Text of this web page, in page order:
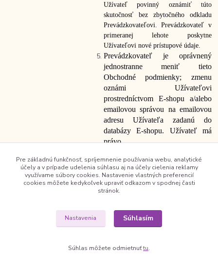
Užívateľ povinný oznámiť túto
skutočnosť bez zbytočného odkladu
Prevádzkovateľovi. Prevádzkovateľ v
primeranej lehote poskytne
Užívateľovi nové prístupové údaje.
Prevádzkovateľ je oprávnený
jednostranne meniť tieto
Obchodné podmienky; zmenu
oznámi Užívateľovi
prostredníctvom E-shopu a/alebo
emailovou správou na emailovou
adresu Užívateľa zadanú do
databázy E-shopu. Užívateľ má
právo
mietnuťvlehote14dní od prvého
prihlásenia sa do Užívateľského
účtu po oznámení zmeny
Obchodných
shopu) alebo od doručenia danej
emailovej správy do emailovej
doručovania
Pre základnú funkčnosť, spríjemnenie používania webu, analytické
účely a v prípade udelenia súhlasu aj na účely cielenia reklamy
využívame súbory cookies. Nastavenie vlastných preferencií
cookies môžete kedykoľvek upraviť odkazom v spodnej časti
stránok.
Nastavenia Súhlasím
Súhlas môžete odmietnuťtu.